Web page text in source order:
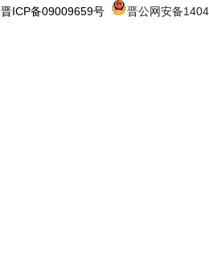
晋ICP备09009659号
晋公网安备